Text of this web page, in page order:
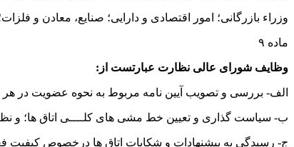
وزراء بازرگانی؛ امور اقتصادی و دارایی؛ صنایع، معادن و
ماده ۹
وظایف شورای عالی نظارت عبارتست از:
الف- بررسی و تصویب آیین نامه مربوط به نحوه عضویت در هر
ب- سیاست گذاری و تعیین خط مشی های کلــــی اتاق ها؛ و
ج- رسیدگی به پیشنهادات و شکایات اتاق ها درخصوص کیفیت